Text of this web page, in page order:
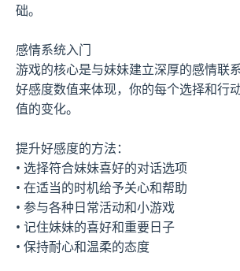
础。
感情系统入门
游戏的核心是与妹妹建立深厚的感情联
好感度数值来体现，你的每个选择和行
值的变化。
提升好感度的方法：
• 选择符合妹妹喜好的对话选项
• 在适当的时机给予关心和帮助
• 参与各种日常活动和小游戏
• 记住妹妹的喜好和重要日子
• 保持耐心和温柔的态度